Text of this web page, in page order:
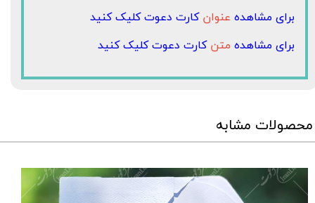
برای مشاهده عنوان کارت دعوت کلیک کنید
برای مشاهده متن کارت دعوت کلیک کنید
محصولات مشابه